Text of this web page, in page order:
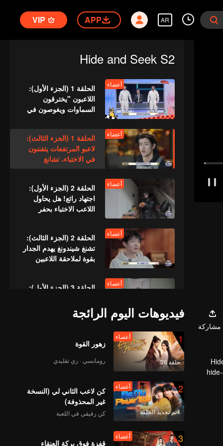
AR
APP
VIP
Hide and Seek S2
أعضاء
الحلقة 1 (الجزء الأول):
اللاعبون "يخترقون
السماوات ويغوصون في
تبدأ
أعضاء
الحلقة 1 (الجزء الثالث):
لاعبو المرتفعات يتفننون
في الاختباء، تشانغ
شيندونغ يفقد السيطرة
أعضاء
الحلقة 2 (الجزء الأول):
اجتهاد رائع! هل يحاول
اللاعب الاختباء بحفر
أعضاء
الحلقة 2 (الجزء الثالث):
تشنغ شيندونغ يهدم الجدار
بقوة لملاحقة اللاعبين
أعضاء
الحلقة 3 (الجزء الأول):
بانسيابية تثير إعجاب
الجميع
أعضاء
جدار من الطوب مصنوع
يدوياً؟ بحث تشانغ شيندونغ
أعضاء
الحلقة 4 (الجزء الأول):
"مؤخرة الحصان"
المصنوعة يدويًا ببراعة لا
تشوبها شائبة
أعضاء
مشاركة
فيديوهات اليوم الرائجة
1
حلقة 36
أعضاء
زهور القوة
رومانسي · زي تقليدي
2
4تم تجديد الحلقة
أعضاء
كن لاعب الثاني لي (النسخة
غير المحذوفة)
كن رفيقي في اللعبة
3 أعضاء
قفزة فوق بركة العنقاء